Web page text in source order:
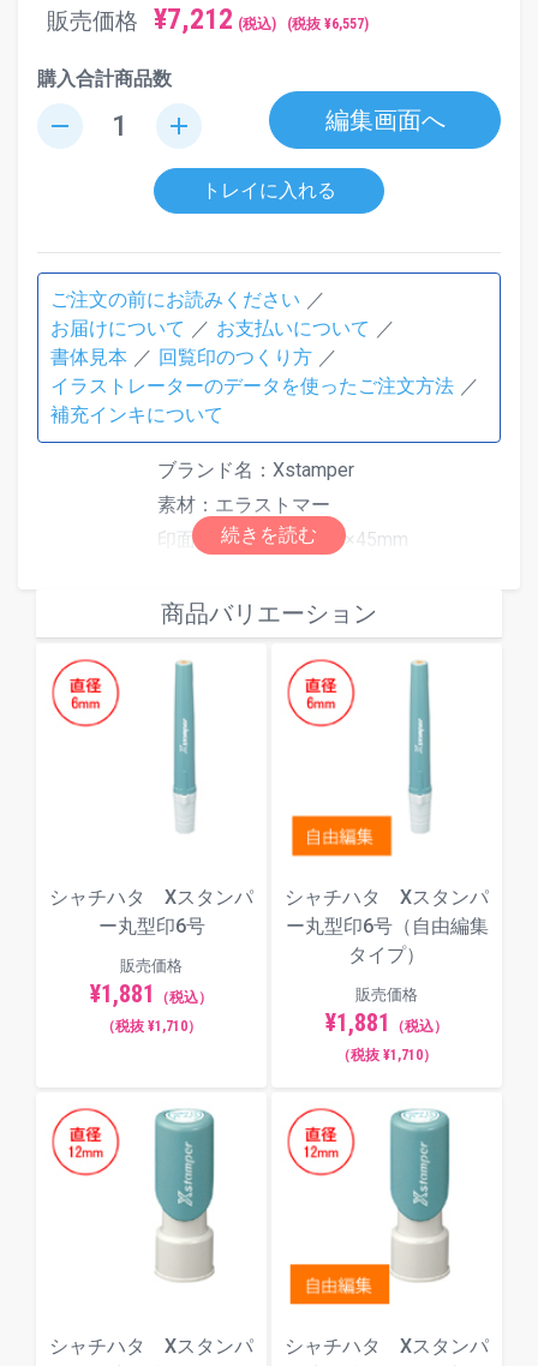
販売価格 ¥7,212 (税込) (税抜 ¥6,557)
購入合計商品数
remove add 編集画面へ
トレイに入れる
ご注文の前にお読みください
お届けについて
お支払いについて
書体見本
回覧印のつくり方
イラストレーターのデータを使ったご注文方法
補充インキについて
ブランド名：Xstamper
素材：エラストマー
印面寸法（mm）：30×45mm
成出来ます。
インキ色：全6色（赤／黒／藍色／緑／
朱色／紫からお選びください）
補充インキは
角型印、丸型印、一行
印、キャップレス９用補充インキ
使用ください。
印面サンプル
一般的なものから個性的なものまで、全8種類のフォ
ント（書体）からお選びいただけます。
てん書体
角ゴシック体
商品バリエーション
シャチハタ Xスタンパ
ー丸型印6号
販売価格
¥1,881
（税込）
（税抜 ¥1,710）
シャチハタ Xスタンパ
ー丸型印6号（自由編集
タイプ）
販売価格
¥1,881
（税込）
（税抜 ¥1,710）
シャチハタ Xスタンパ
シャチハタ Xスタンパ